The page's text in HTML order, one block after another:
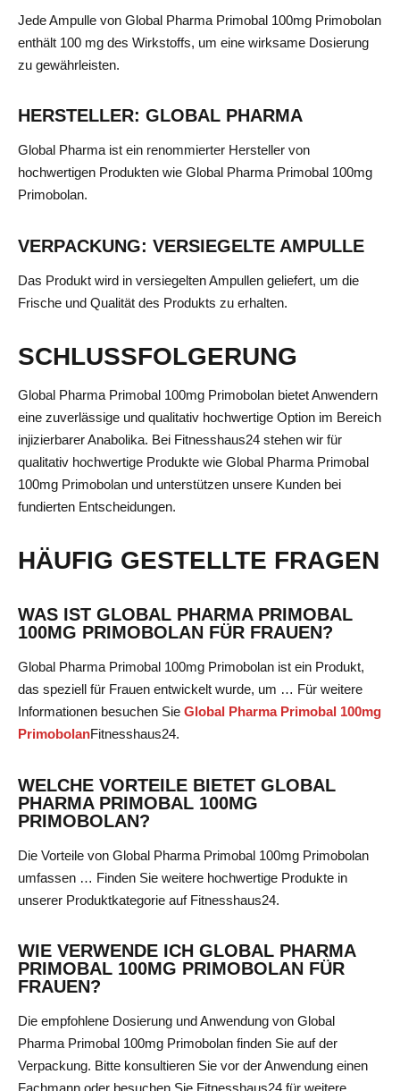
Jede Ampulle von Global Pharma Primobal 100mg Primobolan
enthält 100 mg des Wirkstoffs, um eine wirksame Dosierung
zu gewährleisten.
HERSTELLER: GLOBAL PHARMA
Global Pharma ist ein renommierter Hersteller von
hochwertigen Produkten wie Global Pharma Primobal 100mg
Primobolan.
VERPACKUNG: VERSIEGELTE AMPULLE
Das Produkt wird in versiegelten Ampullen geliefert, um die
Frische und Qualität des Produkts zu erhalten.
SCHLUSSFOLGERUNG
Global Pharma Primobal 100mg Primobolan bietet Anwendern
eine zuverlässige und qualitativ hochwertige Option im Bereich
injizierbarer Anabolika. Bei Fitnesshaus24 stehen wir für
qualitativ hochwertige Produkte wie Global Pharma Primobal
100mg Primobolan und unterstützen unsere Kunden bei
fundierten Entscheidungen.
HÄUFIG GESTELLTE FRAGEN
WAS IST GLOBAL PHARMA PRIMOBAL
100MG PRIMOBOLAN FÜR FRAUEN?
Global Pharma Primobal 100mg Primobolan ist ein Produkt,
das speziell für Frauen entwickelt wurde, um … Für weitere
Informationen besuchen Sie Global Pharma Primobal 100mg
PrimobolanFitnesshaus24.
WELCHE VORTEILE BIETET GLOBAL
PHARMA PRIMOBAL 100MG
PRIMOBOLAN?
Die Vorteile von Global Pharma Primobal 100mg Primobolan
umfassen … Finden Sie weitere hochwertige Produkte in
unserer Produktkategorie auf Fitnesshaus24.
WIE VERWENDE ICH GLOBAL PHARMA
PRIMOBAL 100MG PRIMOBOLAN FÜR
FRAUEN?
Die empfohlene Dosierung und Anwendung von Global
Pharma Primobal 100mg Primobolan finden Sie auf der
Verpackung. Bitte konsultieren Sie vor der Anwendung einen